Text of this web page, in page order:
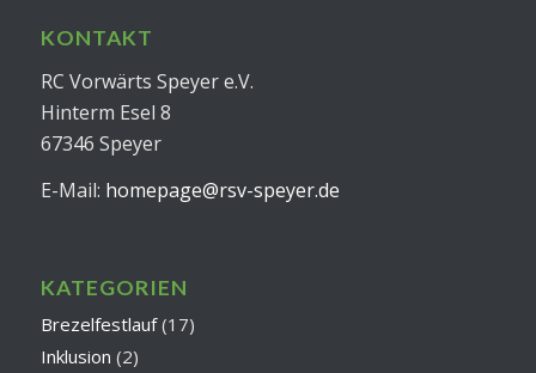
KONTAKT
RC Vorwärts Speyer e.V.
Hinterm Esel 8
67346 Speyer
E-Mail: homepage@rsv-speyer.de
KATEGORIEN
Brezelfestlauf(17)
Inklusion (2)